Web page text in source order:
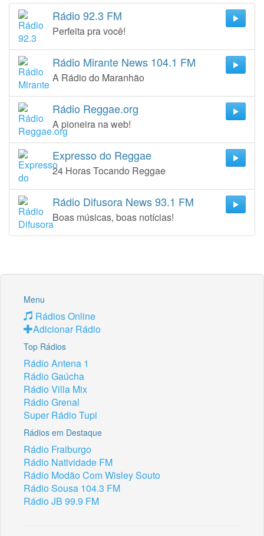
Rádio 92.3 FM
Perfeita pra você!
Rádio Mirante News 104.1 FM
A Rádio do Maranhão
Rádio Reggae.org
A pioneira na web!
Expresso do Reggae
24 Horas Tocando Reggae
Rádio Difusora News 93.1 FM
Boas músicas, boas notícias!
Menu
Rádios Online
Adicionar Rádio
Top Rádios
Rádio Antena 1
Rádio Gaúcha
Rádio Villa Mix
Rádio Grenal
Super Rádio Tupi
Rádios em Destaque
Rádio Fraiburgo
Rádio Natividade FM
Rádio Modão Com Wisley Souto
Rádio Sousa 104.3 FM
Rádio JB 99.9 FM